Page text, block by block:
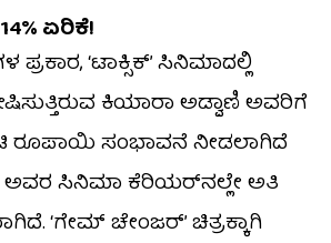
ಏರಿಕೆ!
‘ಟಾಕ್ಸಿಕ್’ ಸಿನಿಮಾದಲ್ಲಿ
ಕಿಯಾರಾ ಅಡ್ವಾಣಿ ಅವರಿಗೆ
ರೂಪಾಯಿ ಸಂಭಾವನೆ ನೀಡಲಾಗಿದೆ
ಅವರ ಸಿನಿಮಾ ಕೆರಿಯರ್‌ನಲ್ಲೇ ಅತಿ
‘ಗೇಮ್ ಚೇಂಜರ್’ ಚಿತ್ರಕ್ಕಾಗಿ